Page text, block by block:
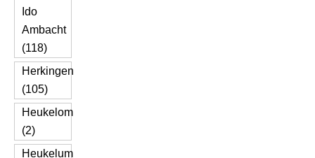
Ido
Ambacht
(118)
Herkingen
(105)
Heukelom
(2)
Heukelum